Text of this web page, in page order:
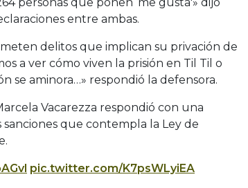
entre ambas.
delitos que implican su privación de
a ver cómo viven la prisión en Til Til o
se aminora…» respondió la defensora.
Vacarezza respondió con una
que contempla la Ley de
pic.twitter.com/K7psWLyiEA